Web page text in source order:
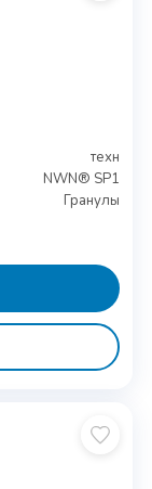
техн
NWN® SP1
Гранулы